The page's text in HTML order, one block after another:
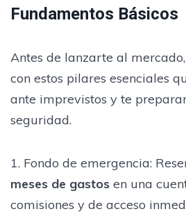
Fundamentos Básicos
Antes de lanzarte al
con estos pilares esenciales
ante imprevistos y te
seguridad.
1. Fondo de emergencia:
meses de gastos en una
comisiones y de acceso